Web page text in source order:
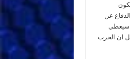
عن
سيعطي
ان الحرب